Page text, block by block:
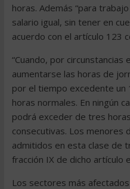
horas. Además “para
salario igual, sin tener en
acuerdo con el artículo 123
“Cuando, por
aumentarse las horas de
por el tiempo excedente un
horas normales. En ningún
podrá exceder de tres
consecutivas. Los menores
admitidos en esta clase de
fracción IX de dicho artículo
Los sectores más afectados